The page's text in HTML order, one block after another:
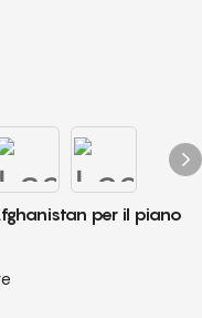
per il piano